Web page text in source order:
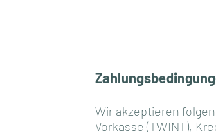
Wir akzeptieren
Vorkasse (TWINT),